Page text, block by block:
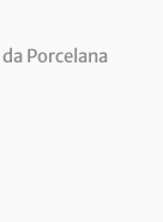
Porcelana